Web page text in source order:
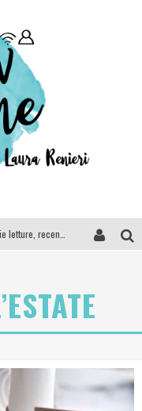
Anya Taylor-Joy, Jisoo e Willow Smith protagoniste della nuova campagna Dior Addict